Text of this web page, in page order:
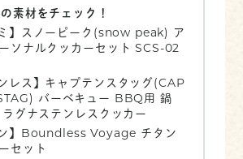
素材をチェック！
ミ】スノーピーク(snow peak) ア
ソナルクッカーセット SCS-02
レス】キャプテンスタッグ(CAP
バーベキュー BBQ用 鍋
グナステンレスクッカー
ン】Boundless Voyage チタン
セット